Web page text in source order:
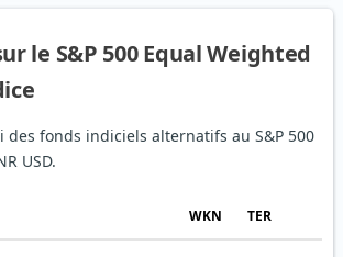
le S&P 500 Equal Weighted
des fonds indiciels alternatifs au S&P 500
USD.
WKN TER